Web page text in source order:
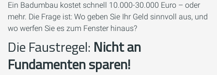
Ein Badumbau kostet schnell 10.000-30.000 Euro – oder
mehr. Die Frage ist: Wo geben Sie Ihr Geld sinnvoll aus, und
wo werfen Sie es zum Fenster hinaus?
Die Faustregel: Nicht an
Fundamenten sparen!